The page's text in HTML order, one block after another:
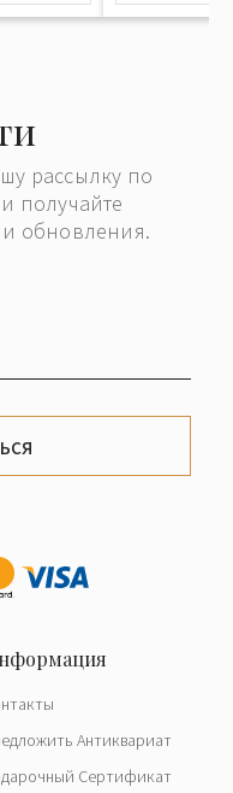
рассылку по
получайте
обновления.
Антиквариат
Сертификат